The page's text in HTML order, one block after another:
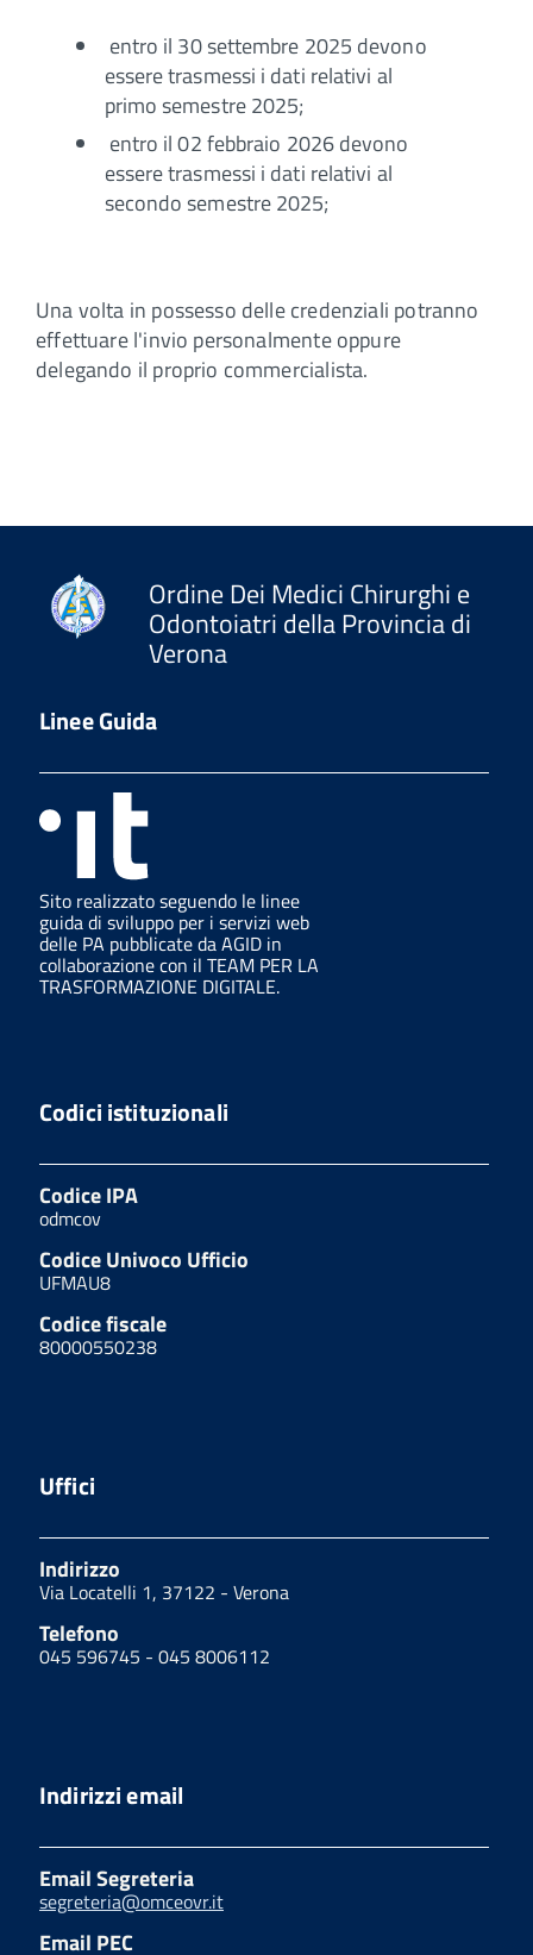
entro il 30 settembre 2025 devono
essere trasmessi i dati relativi al
primo semestre 2025;
entro il 02 febbraio 2026 devono
essere trasmessi i dati relativi al
secondo semestre 2025;
Una volta in possesso delle credenziali potranno
effettuare l'invio personalmente oppure
delegando il proprio commercialista.
Ordine Dei Medici Chirurghi e
Odontoiatri della Provincia di
Verona
Linee Guida
Sito realizzato seguendo le linee
guida di sviluppo per i servizi web
delle PA pubblicate da AGID in
collaborazione con il TEAM PER LA
TRASFORMAZIONE DIGITALE.
Codici istituzionali
Codice IPA
odmcov
Codice Univoco Ufficio
UFMAU8
Codice fiscale
80000550238
Uffici
Indirizzo
Via Locatelli 1, 37122 - Verona
Telefono
045 596745 - 045 8006112
Indirizzi email
Email Segreteria
segreteria@omceovr.it
Email PEC